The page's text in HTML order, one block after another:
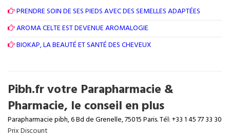
PRENDRE SOIN DE SES PIEDS AVEC DES SEMELLES ADAPTÉES
AROMA CELTE EST DEVENUE AROMALOGIE
BIOKAP, LA BEAUTÉ ET SANTÉ DES CHEVEUX
Pibh.fr votre Parapharmacie &
Pharmacie, le conseil en plus
Parapharmacie pibh, 6 Bd de Grenelle, 75015 Paris. Tél: +33 1 45 77 33 30
Prix Discount